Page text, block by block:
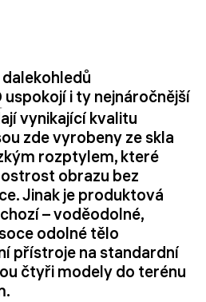
uspokojí i ty nejnáročnější
vynikající kvalitu
zde vyrobeny ze skla
rozptylem, které
obrazu bez
Jinak je produktová
– voděodolné,
odolné tělo
přístroje na standardní
čtyři modely do terénu